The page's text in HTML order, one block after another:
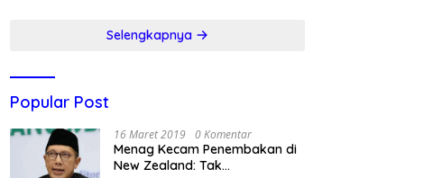
Selengkapnya
Popular Post
16 Maret 2019 0 Komentar
Menag Kecam Penembakan di
New Zealand: Tak